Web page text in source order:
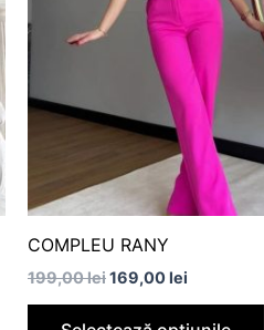
COMPLEU RANY
199,00lei169,00lei